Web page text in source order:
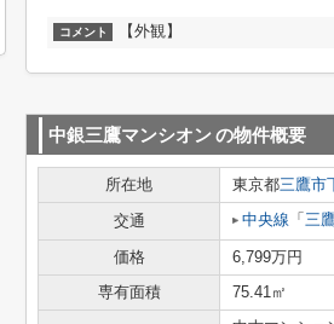
コメント 【外観】
中銀三鷹マンシオンの物件概要
所在地 東京都三鷹市
交通
中央線 「 三
価格 6,799万円
専有面積
75.41㎡